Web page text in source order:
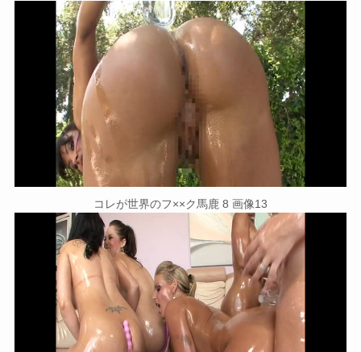
コレが世界のフ××ク馬鹿 8 画像13